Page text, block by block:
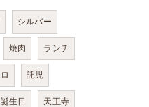
シルバー
焼肉 ランチ
託児
誕生日 天王寺